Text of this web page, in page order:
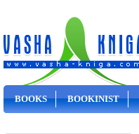
BOOKS BOOKINIST